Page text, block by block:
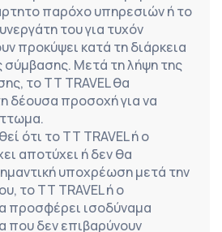
παρόχο υπηρεσιών ή το
του για τυχόν
προκύψει κατά τη διάρκεια
σύμβασης. Μετά τη λήψη της
το TT TRAVEL θα
δέουσα προσοχή για να
ότι το TT TRAVEL ή ο
αποτύχει ή δεν θα
υποχρέωση μετά την
το TT TRAVEL ή ο
προσφέρει ισοδύναμα
που δεν επιβαρύνουν